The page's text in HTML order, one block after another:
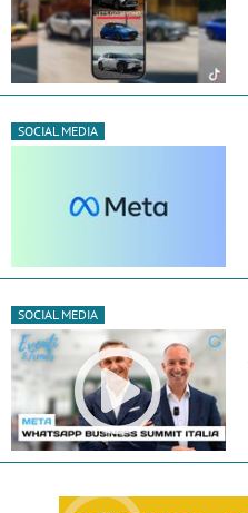
SOCIAL MEDIA
SOCIAL MEDIA